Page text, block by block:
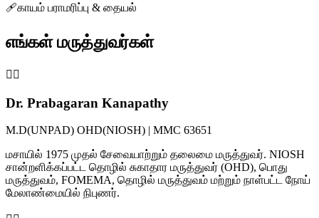
🩹காயம் பராமரிப்பு & தையல்
எங்கள் மருத்துவர்கள்
👨‍⚕️
Dr. Prabagaran Kanapathy
M.D(UNPAD) OHD(NIOSH) | MMC 63651
மசாயில் 1975 முதல் சேவையாற்றும் தலைமை மருத்துவர். NIOSH
சான்றளிக்கப்பட்ட தொழில் சுகாதார மருத்துவர் (OHD), பொது
மருத்துவம், FOMEMA, தொழில் மருத்துவம் மற்றும் நாள்பட்ட நோய்
மேலாண்மையில் நிபுணர்.